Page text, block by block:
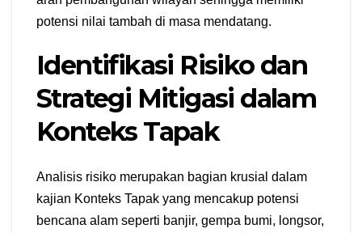
potensi nilai tambah di masa mendatang.
Identifikasi Risiko dan
Strategi Mitigasi dalam
Konteks Tapak
Analisis risiko merupakan bagian krusial dalam
kajian Konteks Tapak yang mencakup potensi
bencana alam seperti banjir, gempa bumi, longsor,